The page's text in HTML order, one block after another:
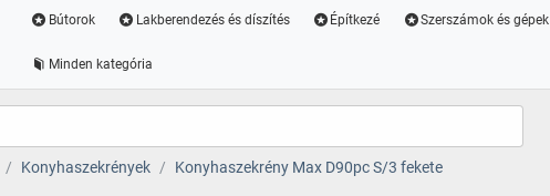
Bútorok Lakberendezés és díszítés Építkezé Szerszámok és gépek
Minden kategória
Konyhaszekrények Konyhaszekrény Max D90pc S/3 fekete